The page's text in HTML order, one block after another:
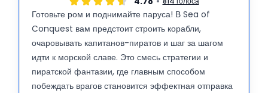
Готовьте ром и поднимайте паруса! В Sea of
Conquest вам предстоит строить корабли,
очаровывать капитанов-пиратов и шаг за шагом
идти к морской славе. Это смесь стратегии и
пиратской фантазии, где главным способом
побеждать врагов становится эффектная отправка